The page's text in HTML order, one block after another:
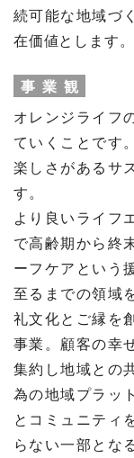
続可能な地域づ
在価値とします。
事業観
オレンジライフ
ていくことです
楽しさがあるサ
す。
より良いライフ
で高齢期から終
ーフケアという
至るまでの領域
礼文化とご縁を
事業。顧客の幸
集約し地域との
為の地域プラッ
とコミュニティ
らない一部とな